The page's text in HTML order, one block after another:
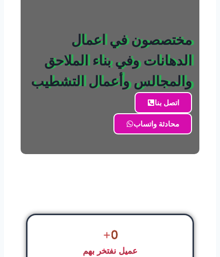
مختصصون في اعمال
الدهانات وفي بناء الملاحق
والمجالس وأعمال التشطيب
اتصل بنا
محادثة واتساب
0
+
عميل نفتخر بهم